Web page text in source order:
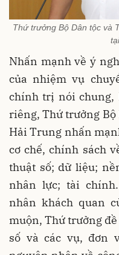
Thứ trưởng Bộ Dân tộc và
Nhấn mạnh về ý
của nhiệm vụ
chính trị nói chung,
riêng, Thứ trưởng Bộ
Hải Trung nhấn
cơ chế, chính sách
thuật số; dữ liệu;
nhân lực; tài
nhân khách quan
muộn, Thứ trưởng
số và các vụ, đơn